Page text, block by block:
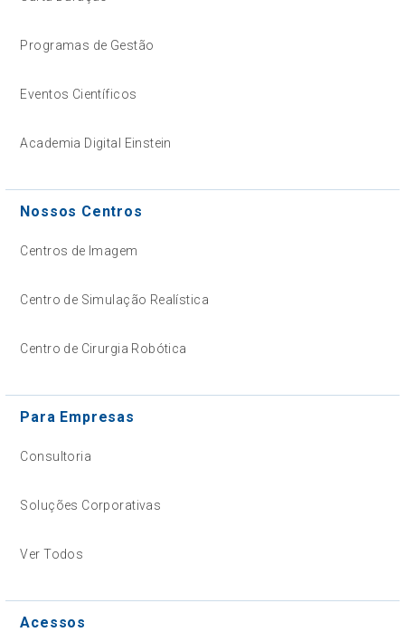
Programas de Gestão
Eventos Científicos
Academia Digital Einstein
Nossos Centros
Centros de Imagem
Centro de Simulação Realística
Centro de Cirurgia Robótica
Para Empresas
Consultoria
Soluções Corporativas
Ver Todos
Acessos